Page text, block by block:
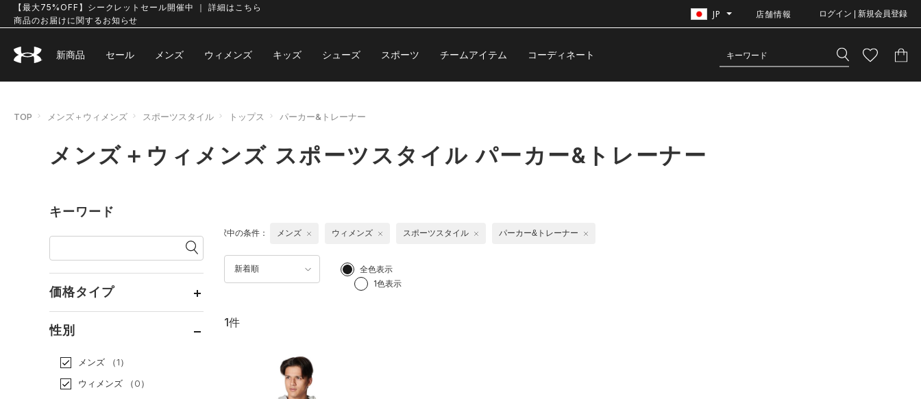
【最大75%OFF】シークレットセール開催中 ｜ 詳細はこちら
商品のお届けに関するお知らせ
JP 店舗情報 ログイン | 新規会員登録
新商品 セール メンズ ウィメンズ キッズ シューズ スポーツ チームアイテム コーディネート
TOP メンズ＋ウィメンズ スポーツスタイル トップス パーカー&トレーナー
メンズ＋ウィメンズ スポーツスタイル パーカー&トレーナー
キーワード
価格タイプ
性別
メンズ
（1）
ウィメンズ
（0）
新着順
全色表示
1色表示
選択中の条件： メンズ ウィメンズ スポーツスタイル パーカー&トレーナー
1件